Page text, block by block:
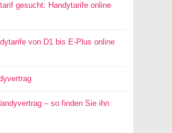
gesucht: Handytarife online
von D1 bis E-Plus online
– so finden Sie ihn